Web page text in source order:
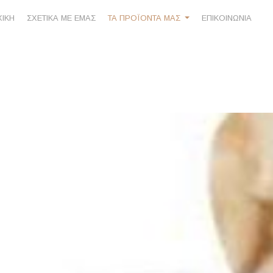
ΣΧΕΤΙΚΑ ΜΕ ΕΜΑΣ ΤΑ ΠΡΟΪΟΝΤΑ ΜΑΣ ΕΠΙΚΟΙΝΩΝΙΑ